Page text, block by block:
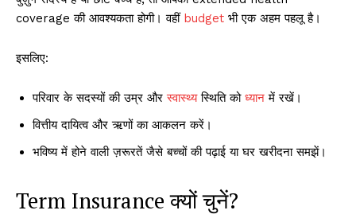
coverage की आवश्यकता होगी। वहीं budget भी एक अहम पहलू है।
इसलिए:
परिवार के सदस्यों की उम्र औरस्वास्थ्यस्थिति को ध्यान में रखें।
वित्तीय दायित्व और ऋणों का आकलन करें।
भविष्य में होने वाली ज़रूरतें जैसे बच्चों की पढ़ाई या घर खरीदना समझें।
Term Insurance क्यों चुनें?